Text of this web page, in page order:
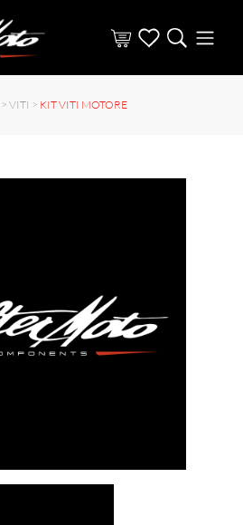
> VITI > KIT VITI MOTORE